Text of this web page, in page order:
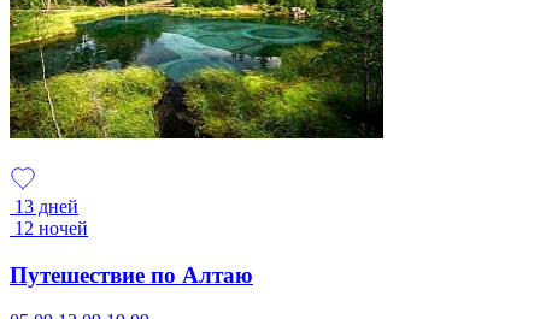
13 дней
12 ночей
Путешествие по Алтаю